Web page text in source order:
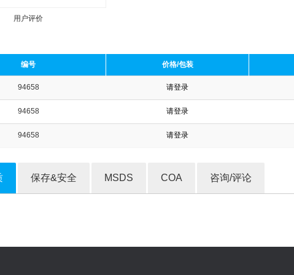
用户评价
收藏产品
编号 价格/包装
94658 请登录
94658 请登录
94658 请登录
保存&安全 MSDS COA 咨询/评论